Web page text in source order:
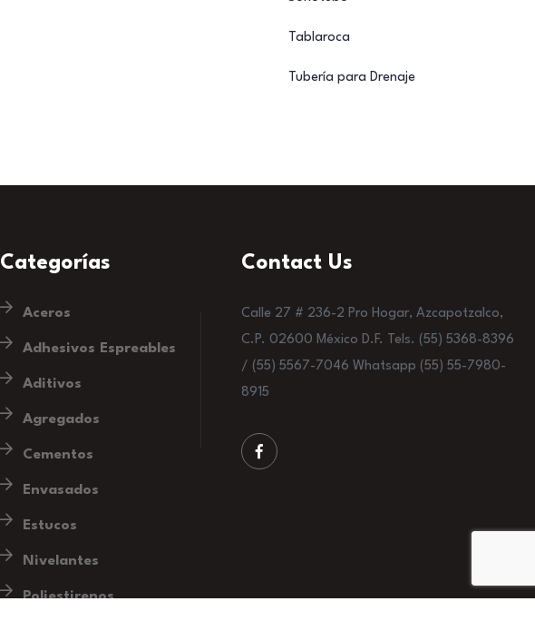
Tablaroca
Tubería para Drenaje
Categorías
Aceros
Adhesivos Espreables
Aditivos
Agregados
Cementos
Envasados
Estucos
Nivelantes
Poliestirenos
Contact Us
Calle 27 # 236-2 Pro Hogar, Azcapotzalco,
C.P. 02600 México D.F. Tels. (55) 5368-8396
/ (55) 5567-7046 Whatsapp (55) 55-7980-
8915